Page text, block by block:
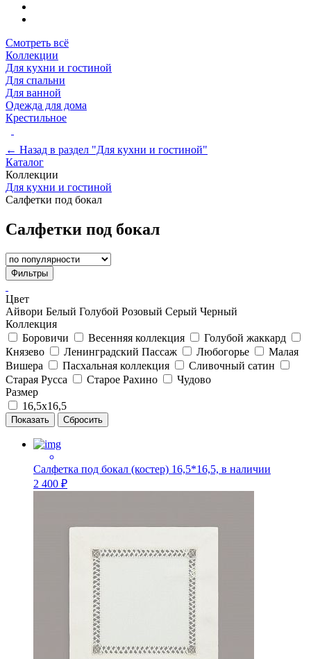
Смотреть всё
Коллекции
Для кухни и гостиной
Для спальни
Для ванной
Одежда для дома
Крестильное
← Назад в раздел "Для кухни и гостиной"
Каталог
Коллекции
Для кухни и гостиной
Салфетки под бокал
Салфетки под бокал
Фильтры
Цвет
Айвори Белый Голубой Розовый Серый Черный
Коллекция
Боровичи
Весенняя коллекция
Голубой жаккард
Князево
Ленинградский Пассаж Любогорье
Малая
Вишера
Пасхальная коллекция
Сливочный сатин
Старая Русса
Старое Рахино
Чудово
Размер
16,5х16,5
Салфетка под бокал (костер) 16,5*16,5, в наличии
2 400 ₽